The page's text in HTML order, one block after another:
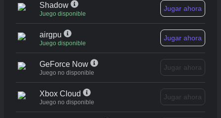
Shadow
Juego disponible
Jugar ahora
airgpu
Juego disponible
Jugar ahora
GeForce Now
Juego no disponible
Jugar ahora
Xbox Cloud
Juego no disponible
Jugar ahora